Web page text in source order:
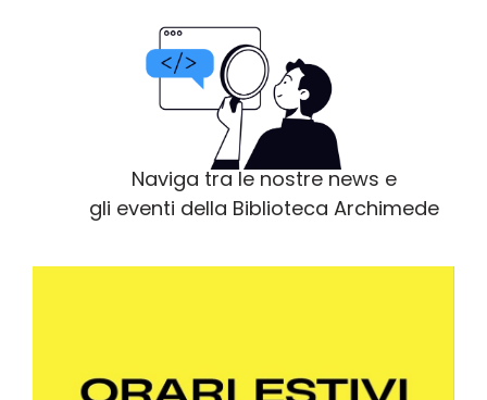
Naviga tra le nostre news e
gli eventi della Biblioteca Archimede